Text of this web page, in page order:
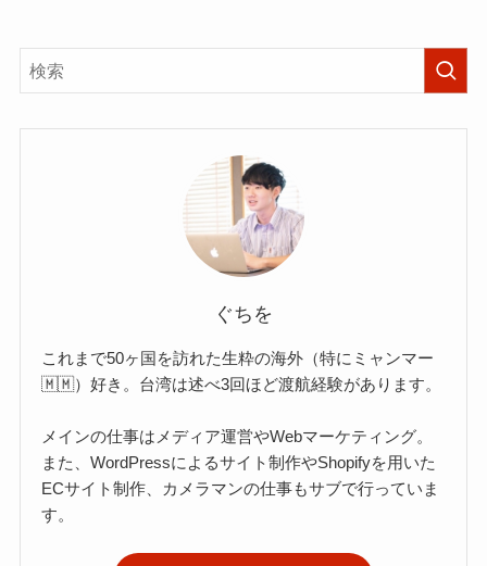
ぐちを
これまで50ヶ国を訪れた生粋の海外（特にミャンマー
🇲🇲）好き。台湾は述べ3回ほど渡航経験があります。
メインの仕事はメディア運営やWebマーケティング。
また、WordPressによるサイト制作やShopifyを用いた
ECサイト制作、カメラマンの仕事もサブで行っていま
す。